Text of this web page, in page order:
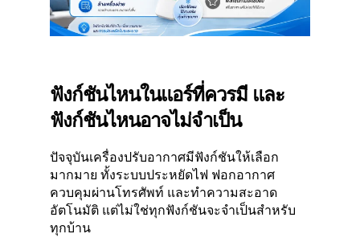
ฟังก์ชันไหนในแอร์ที่ควรมี และ
ฟังก์ชันไหนอาจไม่จำเป็น
ปัจจุบันเครื่องปรับอากาศมีฟังก์ชันให้เลือก
มากมาย ทั้งระบบประหยัดไฟ ฟอกอากาศ
ควบคุมผ่านโทรศัพท์ และทำความสะอาด
อัตโนมัติ แต่ไม่ใช่ทุกฟังก์ชันจะจำเป็นสำหรับ
ทุกบ้าน